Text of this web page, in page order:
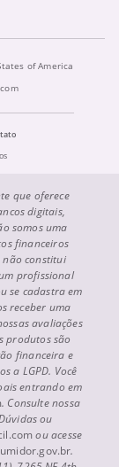
of America
que oferece
digitais,
somos uma
financeiros
não constitui
profissional
se cadastra em
receber uma
avaliações
produtos são
financeira e
a LGPD. Você
entrando em
. Consulte nossa
ou
ou acesse
.